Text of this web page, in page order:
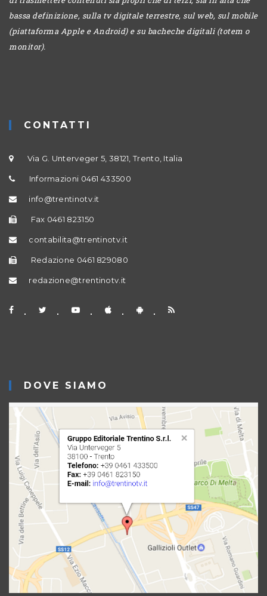
bassa definizione, sulla tv digitale terrestre, sul web, sul mobile
(piattaforma Apple e Android) e su bacheche digitali (totem o
monitor).
CONTATTI
Via G. Unterveger 5, 38121, Trento, Italia
Informazioni 0461 433500
info@trentinotv.it
Fax 0461 823150
contabilita@trentinotv.it
Redazione 0461 829080
redazione@trentinotv.it
DOVE SIAMO